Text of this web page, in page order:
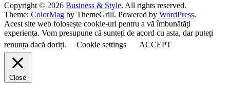
Copyright © 2026 Business & Style. All rights reserved.
Theme: ColorMag by ThemeGrill. Powered by WordPress.
Acest site web folosește cookie-uri pentru a vă îmbunătăți
experiența. Vom presupune că sunteți de acord cu asta, dar puteți
renunța dacă doriți.
Cookie settings ACCEPT
Close